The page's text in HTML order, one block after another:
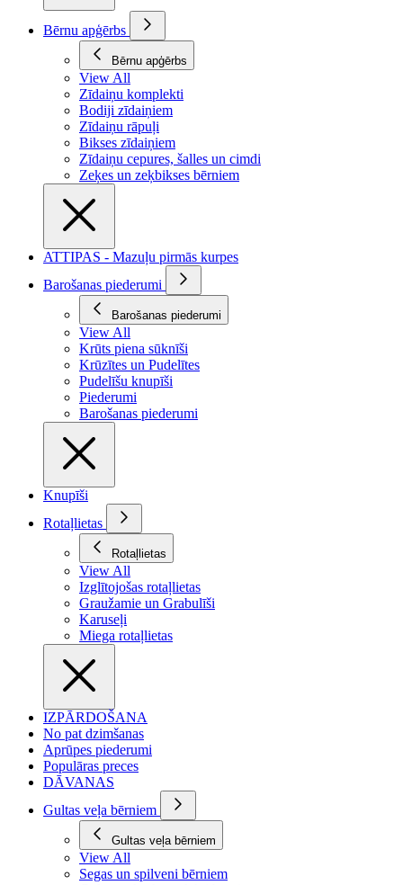
Bērnu apģērbs
Bērnu apģērbs
View All
Zīdaiņu komplekti
Bodiji zīdaiņiem
Zīdaiņu rāpuļi
Bikses zīdaiņiem
Zīdaiņu cepures, šalles un cimdi
Zeķes un zeķbikses bērniem
ATTIPAS - Mazuļu pirmās kurpes
Barošanas piederumi
Barošanas piederumi
View All
Krūts piena sūknīši
Krūzītes un Pudelītes
Pudelīšu knupīši
Piederumi
Barošanas piederumi
Knupīši
Rotaļlietas
Rotaļlietas
View All
Izglītojošas rotaļlietas
Graužamie un Grabulīši
Karuseļi
Miega rotaļlietas
IZPĀRDOŠANA
No pat dzimšanas
Aprūpes piederumi
Populāras preces
DĀVANAS
Gultas veļa bērniem
Gultas veļa bērniem
View All
Segas un spilveni bērniem